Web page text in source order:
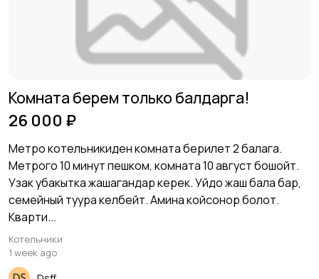
Комната берем только балдарга!
26 000 ₽
Метро котельникиден комната берилет 2 балага.
Метрого 10 минут пешком, комната 10 август бошойт.
Узак убакытка жашагандар керек. Уйдо жаш бала бар,
семейный туура келбейт. Амина койсонор болот.
Кварти...
Котельники
1 week ago